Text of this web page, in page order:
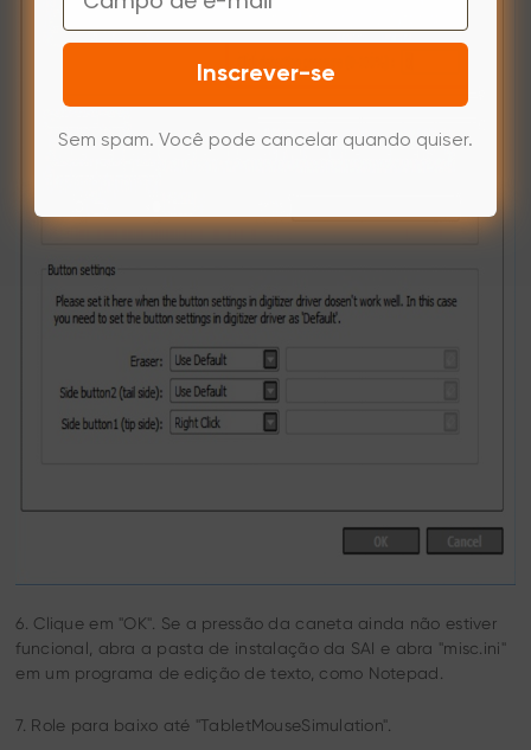
6. Clique em "OK". Se a pressão da caneta ainda não estiver
funcional, abra a pasta de instalação da SAI e abra "misc.ini"
em um programa de edição de texto, como Notepad.
7. Role para baixo até "TabletMouseSimulation".
Inscrever-se
Sem spam. Você pode cancelar quando quiser.